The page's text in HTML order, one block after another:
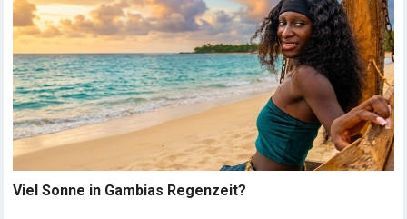
Viel Sonne in Gambias Regenzeit?